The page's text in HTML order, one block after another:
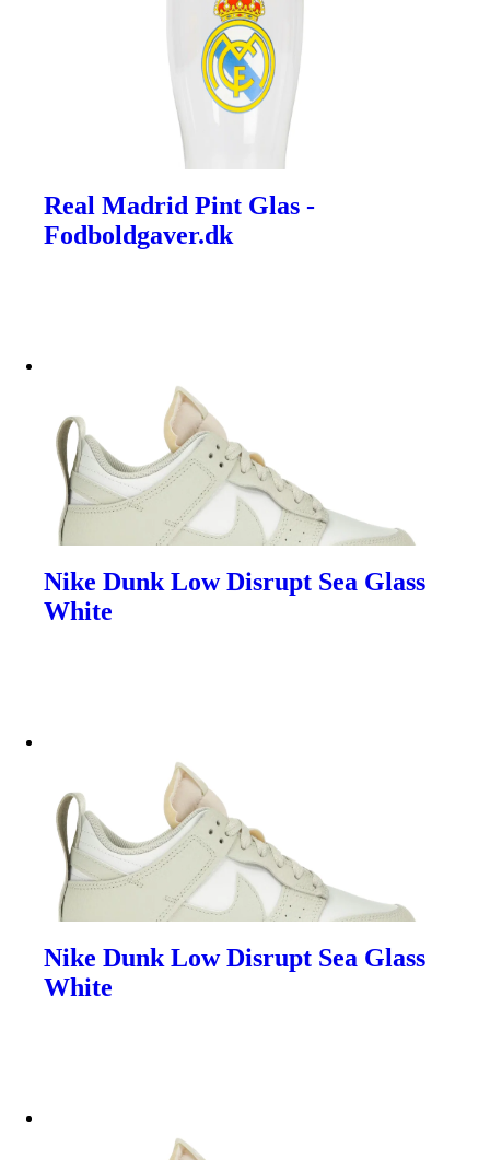
Real Madrid Pint Glas -
Fodboldgaver.dk
Nike Dunk Low Disrupt Sea Glass
White
Nike Dunk Low Disrupt Sea Glass
White